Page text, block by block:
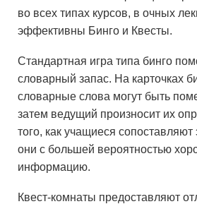
во всех типах курсов, в очных
эффективны Бинго и Квесты.
Стандартная игра типа бинго
словарный запас. На карточках
словарные слова могут быть
затем ведущий произносит их
того, как учащиеся
они с большей вероятностью
информацию.
Квест-комнаты предоставляют